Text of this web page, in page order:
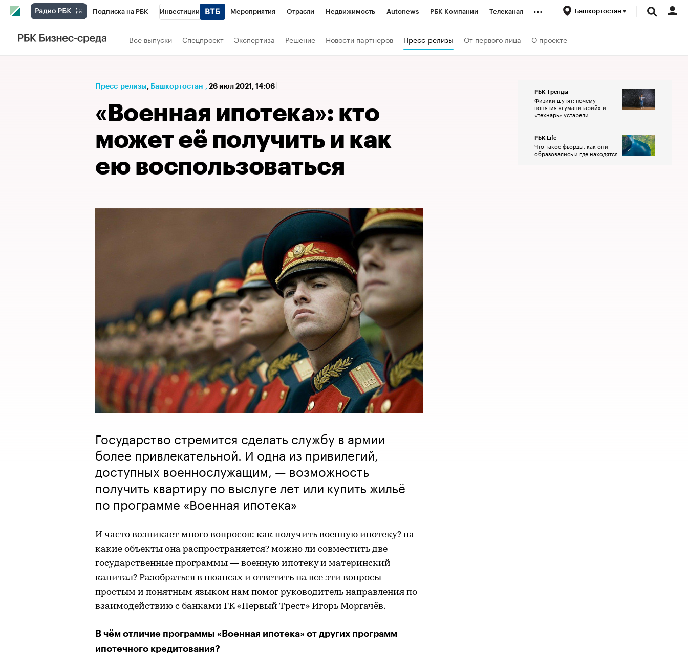
Подписка на РБК Инвестиции Мероприятия Отрасли Недвижимость Autonews РБК Компании Телеканал
РБК Вино
Проверка контрагентов
... Башкортостан
Все выпуски Спецпроект Экспертиза Решение Новости партнеров Пресс-релизы От первого лица О проекте
Пресс-релизы⁠, Башкортостан , 26 июл 2021, 14:06
«Военная ипотека»: кто
может её получить и как
ею воспользоваться
Государство стремится сделать службу в армии
более привлекательной. И одна из привилегий,
доступных военнослужащим, — возможность
получить квартиру по выслуге лет или купить жильё
по программе «Военная ипотека»
И часто возникает много вопросов: как получить военную ипотеку? на
какие объекты она распространяется? можно ли совместить две
государственные программы — военную ипотеку и материнский
капитал? Разобраться в нюансах и ответить на все эти вопросы
простым и понятным языком нам помог руководитель направления по
взаимодействию с банками ГК «Первый Трест» Игорь Моргачёв.
В чём отличие программы «Военная ипотека» от других программ
ипотечного кредитования?
РБК Тренды
Физики шутят: почему
понятия «гуманитарий» и
«технарь» устарели
РБК Life
Что такое фьорды, как они
образовались и где находятся